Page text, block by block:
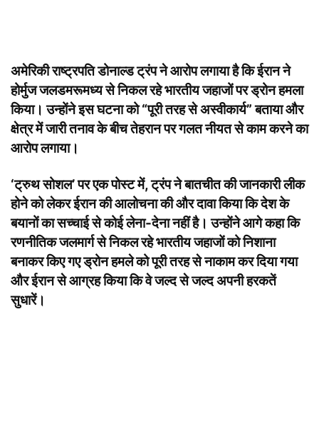
अमेरिकी राष्ट्रपति डोनाल्ड ट्रंप ने आरोप लगाया है कि ईरान ने
होर्मुज जलडमरूमध्य से निकल रहे भारतीय जहाजों पर ड्रोन हमला
किया। उन्होंने इस घटना को “पूरी तरह से अस्वीकार्य” बताया और
क्षेत्र में जारी तनाव के बीच तेहरान पर गलत नीयत से काम करने का
आरोप लगाया।
‘ट्रुथ सोशल’ पर एक पोस्ट में, ट्रंप ने बातचीत की जानकारी लीक
होने को लेकर ईरान की आलोचना की और दावा किया कि देश के
बयानों का सच्चाई से कोई लेना-देना नहीं है। उन्होंने आगे कहा कि
रणनीतिक जलमार्ग से निकल रहे भारतीय जहाजों को निशाना
बनाकर किए गए ड्रोन हमले को पूरी तरह से नाकाम कर दिया गया
और ईरान से आग्रह किया कि वे जल्द से जल्द अपनी हरकतें
सुधारें।